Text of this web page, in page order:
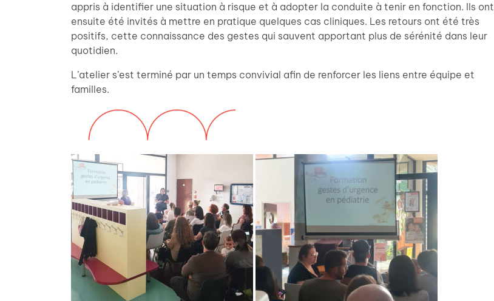
appris à identifier une situation à risque et à adopter la conduite à tenir en fonction. Ils ont
ensuite été invités à mettre en pratique quelques cas cliniques. Les retours ont été très
positifs, cette connaissance des gestes qui sauvent apportant plus de sérénité dans leur
quotidien.
L’atelier s’est terminé par un temps convivial afin de renforcer les liens entre équipe et
familles.